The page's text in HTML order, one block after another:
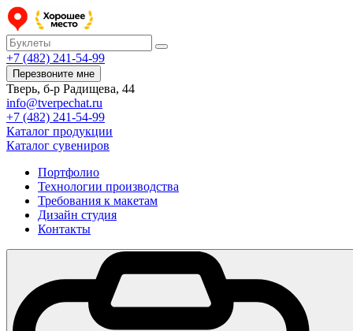
+7 (482) 241-54-99
Перезвоните мне
Тверь, б-р Радищева, 44
info@tverpechat.ru
+7 (482) 241-54-99
Каталог продукции
Каталог сувениров
Портфолио
Технологии производства
Требования к макетам
Дизайн студия
Контакты